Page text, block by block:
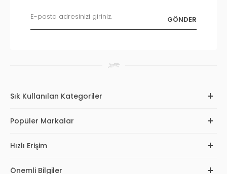
Sık Kullanılan Kategoriler
Popüler Markalar
Hızlı Erişim
Önemli Bilgiler